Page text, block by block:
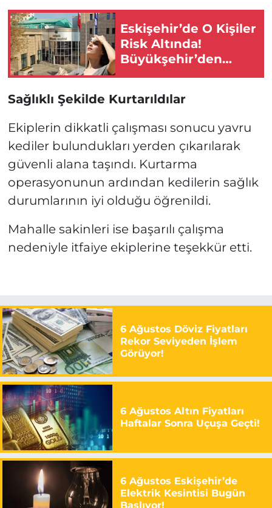
Eskişehir’de O Kişiler
Risk Altında!
Büyükşehir’den
Hayati Uyarı!
Sağlıklı Şekilde Kurtarıldılar
Ekiplerin dikkatli çalışması sonucu yavru
kediler bulundukları yerden çıkarılarak
güvenli alana taşındı. Kurtarma
operasyonunun ardından kedilerin sağlık
durumlarının iyi olduğu öğrenildi.
Mahalle sakinleri ise başarılı çalışma
nedeniyle itfaiye ekiplerine teşekkür etti.
6 Ağustos Döviz Fiyatları
Rekor Seviyeden İşlem
Görüyor!
6 Ağustos Altın Fiyatları
Haftalar Sonra Uçuşa Geçti!
6 Ağustos Eskişehir’de
Elektrik Kesintisi Bugün
Başlıyor!